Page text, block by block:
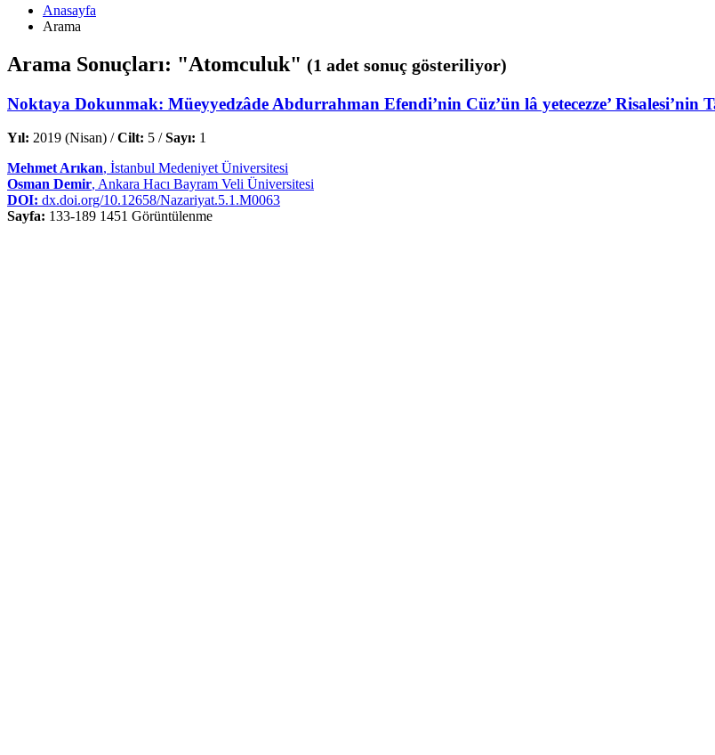
Anasayfa
Arama
Arama Sonuçları: "Atomculuk" (1 adet sonuç gösteriliyor)
Noktaya Dokunmak: Müeyyedzâde Abdurrahman Efendi’nin Cüz’ün lâ yetecezze’ Risalesi’nin
Yıl: 2019 (Nisan) /Cilt: 5 /Sayı: 1
Mehmet Arıkan, İstanbul Medeniyet Üniversitesi
Osman Demir, Ankara Hacı Bayram Veli Üniversitesi
DOI: dx.doi.org/10.12658/Nazariyat.5.1.M0063
Sayfa: 133-189 1451 Görüntülenme